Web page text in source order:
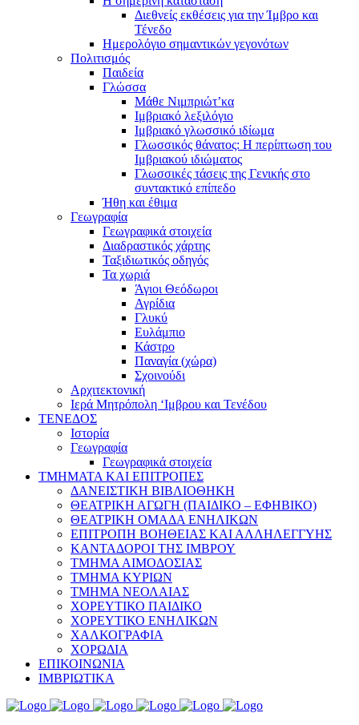
Διεθνείς εκθέσεις για την Ίμβρο και
Τένεδο
Ημερολόγιο σημαντικών γεγονότων
Πολιτισμός
Παιδεία
Γλώσσα
Μάθε Νιμπριώτ’κα
Ιμβριακό λεξιλόγιο
Ιμβριακό γλωσσικό ιδίωμα
Γλωσσικός θάνατος: Η περίπτωση του
Ιμβριακού ιδιώματος
Γλωσσικές τάσεις της Γενικής στο
συντακτικό επίπεδο
Ήθη και έθιμα
Γεωγραφία
Γεωγραφικά στοιχεία
Διαδραστικός χάρτης
Ταξιδιωτικός οδηγός
Τα χωριά
Άγιοι Θεόδωροι
Αγρίδια
Γλυκύ
Ευλάμπιο
Κάστρο
Παναγία (χώρα)
Σχοινούδι
Αρχιτεκτονική
Ιερά Μητρόπολη ‘Ιμβρου και Τενέδου
ΤΕΝΕΔΟΣ
Ιστορία
Γεωγραφία
Γεωγραφικά στοιχεία
ΤΜΗΜΑΤΑ ΚΑΙ ΕΠΙΤΡΟΠΕΣ
ΔΑΝΕΙΣΤΙΚΗ ΒΙΒΛΙΟΘΗΚΗ
ΘΕΑΤΡΙΚΗ ΑΓΩΓΗ (ΠΑΙΔΙΚΟ – ΕΦΗΒΙΚΟ)
ΘΕΑΤΡΙΚΗ ΟΜΑΔΑ ΕΝΗΛΙΚΩΝ
ΕΠΙΤΡΟΠΗ ΒΟΗΘΕΙΑΣ ΚΑΙ ΑΛΛΗΛΕΓΓΥΗΣ
ΚΑΝΤΑΔΟΡΟΙ ΤΗΣ ΙΜΒΡΟΥ
ΤΜΗΜΑ ΑΙΜΟΔΟΣΙΑΣ
ΤΜΗΜΑ ΚΥΡΙΩΝ
ΤΜΗΜΑ ΝΕΟΛΑΙΑΣ
ΧΟΡΕΥΤΙΚΟ ΠΑΙΔΙΚΟ
ΧΟΡΕΥΤΙΚΟ ΕΝΗΛΙΚΩΝ
ΧΑΛΚΟΓΡΑΦΙΑ
ΧΟΡΩΔΙΑ
ΕΠΙΚΟΙΝΩΝΙΑ
ΙΜΒΡΙΩΤΙΚΑ